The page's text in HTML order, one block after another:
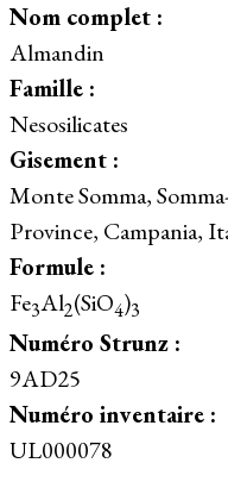
Nom complet :
Almandin
Famille :
Nesosilicates
Gisement :
Monte Somma,
Province, Campania,
Formule :
Fe3Al2(SiO4)3
Numéro Strunz :
9AD25
Numéro inventaire :
UL000078